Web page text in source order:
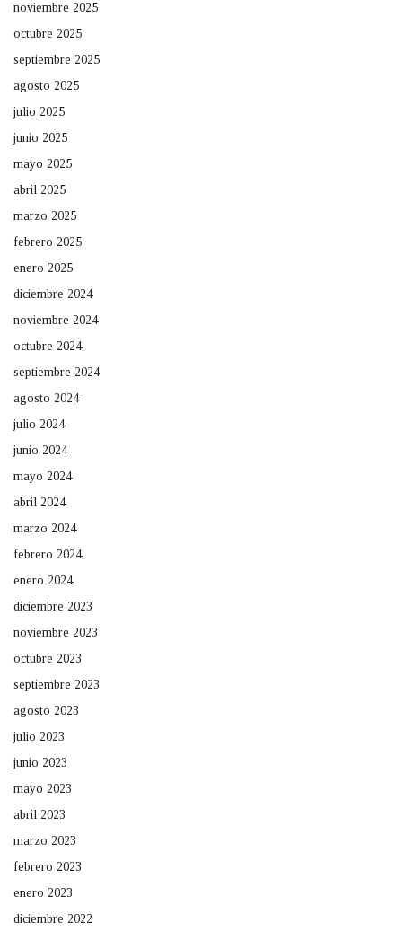
noviembre 2025
octubre 2025
septiembre 2025
agosto 2025
julio 2025
junio 2025
mayo 2025
abril 2025
marzo 2025
febrero 2025
enero 2025
diciembre 2024
noviembre 2024
octubre 2024
septiembre 2024
agosto 2024
julio 2024
junio 2024
mayo 2024
abril 2024
marzo 2024
febrero 2024
enero 2024
diciembre 2023
noviembre 2023
octubre 2023
septiembre 2023
agosto 2023
julio 2023
junio 2023
mayo 2023
abril 2023
marzo 2023
febrero 2023
enero 2023
diciembre 2022